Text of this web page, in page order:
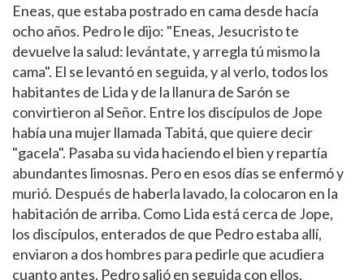
Eneas, que estaba postrado en cama desde hacía
ocho años. Pedro le dijo: "Eneas, Jesucristo te
devuelve la salud: levántate, y arregla tú mismo la
cama". El se levantó en seguida, y al verlo, todos los
habitantes de Lida y de la llanura de Sarón se
convirtieron al Señor. Entre los discípulos de Jope
había una mujer llamada Tabitá, que quiere decir
"gacela". Pasaba su vida haciendo el bien y repartía
abundantes limosnas. Pero en esos días se enfermó y
murió. Después de haberla lavado, la colocaron en la
habitación de arriba. Como Lida está cerca de Jope,
los discípulos, enterados de que Pedro estaba allí,
enviaron a dos hombres para pedirle que acudiera
cuanto antes. Pedro salió en seguida con ellos.